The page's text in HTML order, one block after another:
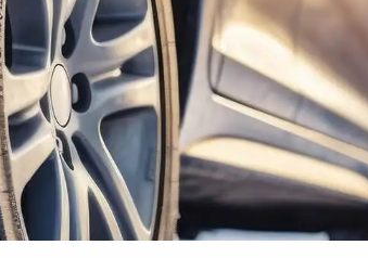
Waar vind ik de
Help mij met